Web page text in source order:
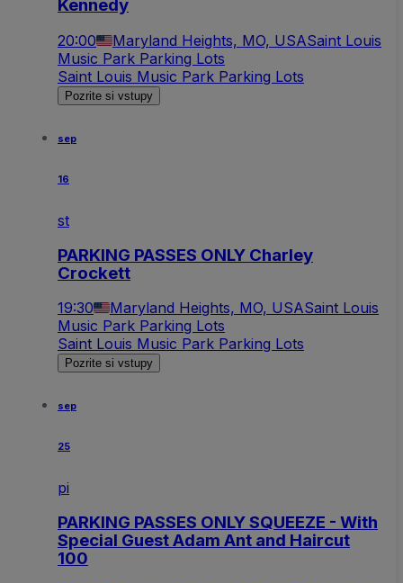
Kennedy
20:00 Maryland Heights, MO, USASaint Louis
Music Park Parking Lots
Saint Louis Music Park Parking Lots
Pozrite si vstupy
sep
16
st
PARKING PASSES ONLY Charley
Crockett
19:30 Maryland Heights, MO, USASaint Louis
Music Park Parking Lots
Saint Louis Music Park Parking Lots
Pozrite si vstupy
sep
25
pi
PARKING PASSES ONLY SQUEEZE - With
Special Guest Adam Ant and Haircut
100